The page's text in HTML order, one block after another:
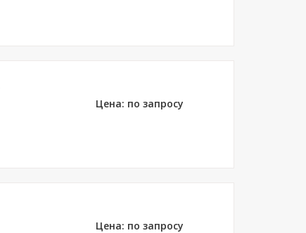
Цена: по запросу
Цена: по запросу